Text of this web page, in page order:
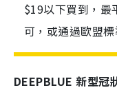
$19以下買到，最
可，或通過歐盟
DEEPBLUE 新型冠